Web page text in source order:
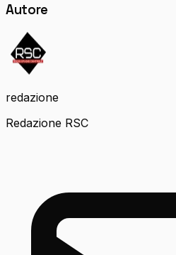
Autore
redazione
Redazione RSC